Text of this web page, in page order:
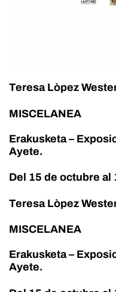
Teresa Lòpez
MISCELANEA
Erakusketa –
Ayete.
Del 15 de octubre al
Teresa Lòpez
MISCELANEA
Erakusketa –
Ayete.